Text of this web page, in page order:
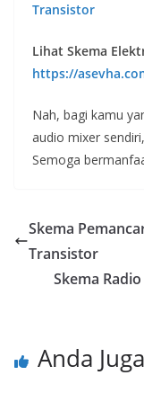
Transistor
Lihat Skema
https://
Nah, bagi kamu
audio mixer
Semoga
Skema
Transistor
Skema
Anda